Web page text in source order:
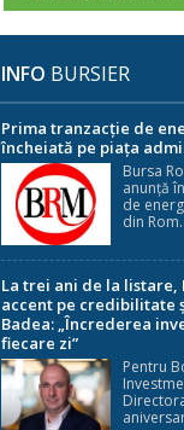
INFO BURSIER
Prima tranzacție de
încheiată pe piața
Bursa
anunță
de
din
La trei ani de la
accent pe credibilitate
Badea: „Încrederea
fiecare zi”
Pentru